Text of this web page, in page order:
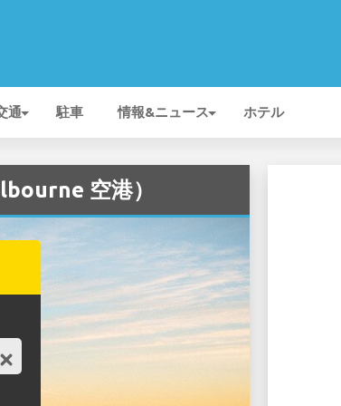
通 駐車 情報&ニュース ホテル
空港）